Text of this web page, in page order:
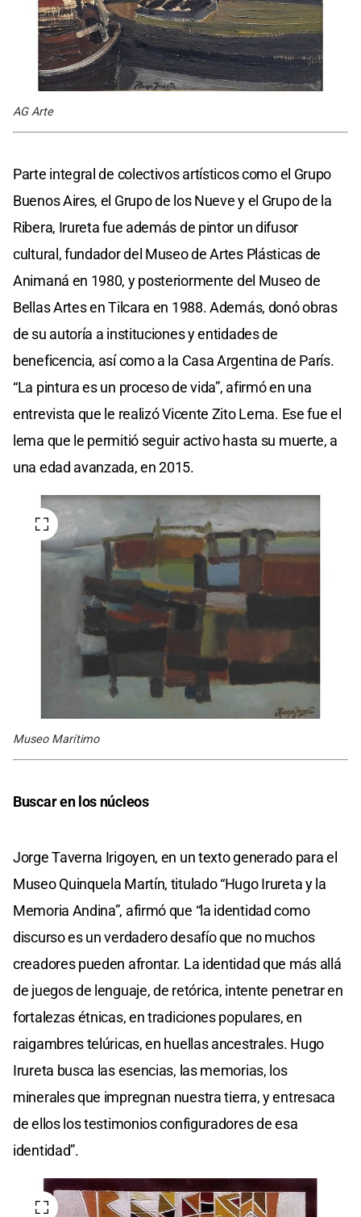
AG Arte
Parte integral de colectivos artísticos como el Grupo
Buenos Aires, el Grupo de los Nueve y el Grupo de la
Ribera, Irureta fue además de pintor un difusor
cultural, fundador del Museo de Artes Plásticas de
Animaná en 1980, y posteriormente del Museo de
Bellas Artes en Tilcara en 1988. Además, donó obras
de su autoría a instituciones y entidades de
beneficencia, así como a la Casa Argentina de París.
“La pintura es un proceso de vida”, afirmó en una
entrevista que le realizó Vicente Zito Lema. Ese fue el
lema que le permitió seguir activo hasta su muerte, a
una edad avanzada, en 2015.
Museo Marítimo
Buscar en los núcleos
Jorge Taverna Irigoyen, en un texto generado para el
Museo Quinquela Martín, titulado “Hugo Irureta y la
Memoria Andina”, afirmó que “la identidad como
discurso es un verdadero desafío que no muchos
creadores pueden afrontar. La identidad que más allá
de juegos de lenguaje, de retórica, intente penetrar en
fortalezas étnicas, en tradiciones populares, en
raigambres telúricas, en huellas ancestrales. Hugo
Irureta busca las esencias, las memorias, los
minerales que impregnan nuestra tierra, y entresaca
de ellos los testimonios configuradores de esa
identidad”.